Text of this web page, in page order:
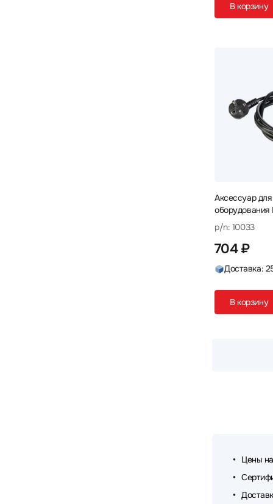
В корзину
Аксессуар
оборудования
10033 Кабель
p/n: 10033
704 ₽
Доставка:
В корзину
Цены